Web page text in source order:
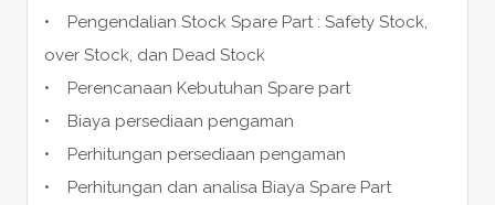
• Pengendalian Stock Spare Part : Safety Stock,
over Stock, dan Dead Stock
• Perencanaan Kebutuhan Spare part
• Biaya persediaan pengaman
• Perhitungan persediaan pengaman
• Perhitungan dan analisa Biaya Spare Part